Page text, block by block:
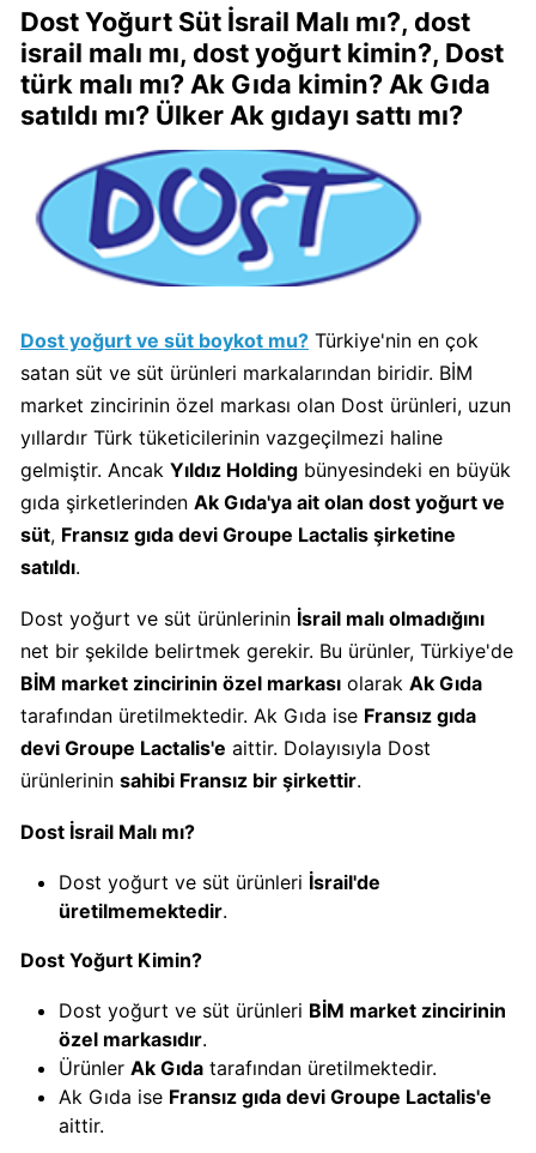
Pizza
Hut
Kimin
Sahibi
Algida
Boykot
Kimin
Sahibi
Kimin?
Burger
King
Boykot
mu?
King
Kimin
Sahibi
Kim?
Carrefour
mu?
Kimin
Sahibi
Kim?
Cheetos
Boykot
Cheetos
Kimin
Dost Yoğurt Süt İsrail Malı mı?, dost
israil malı mı, dost yoğurt kimin?, Dost
türk malı mı? Ak Gıda kimin? Ak Gıda
satıldı mı? Ülker Ak gıdayı sattı mı?
Dost yoğurt ve süt boykot mu? Türkiye'nin en çok
satan süt ve süt ürünleri markalarından biridir. BİM
market zincirinin özel markası olan Dost ürünleri, uzun
yıllardır Türk tüketicilerinin vazgeçilmezi haline
gelmiştir. Ancak Yıldız Holding bünyesindeki en büyük
gıda şirketlerinden Ak Gıda'ya ait olan dost yoğurt ve
süt, Fransız gıda devi Groupe Lactalis şirketine
satıldı.
Dost yoğurt ve süt ürünlerinin İsrail malı olmadığını
net bir şekilde belirtmek gerekir. Bu ürünler, Türkiye'de
BİM market zincirinin özel markası olarak Ak Gıda
tarafından üretilmektedir. Ak Gıda ise Fransız gıda
devi Groupe Lactalis'e aittir. Dolayısıyla Dost
ürünlerinin sahibi Fransız bir şirkettir.
Dost İsrail Malı mı?
Dost yoğurt ve süt ürünleri İsrail'de
üretilmemektedir.
Dost Yoğurt Kimin?
Dost yoğurt ve süt ürünleri BİM market zincirinin
özel markasıdır.
Ürünler Ak Gıda tarafından üretilmektedir.
Ak Gıda ise Fransız gıda devi Groupe Lactalis'e
aittir.